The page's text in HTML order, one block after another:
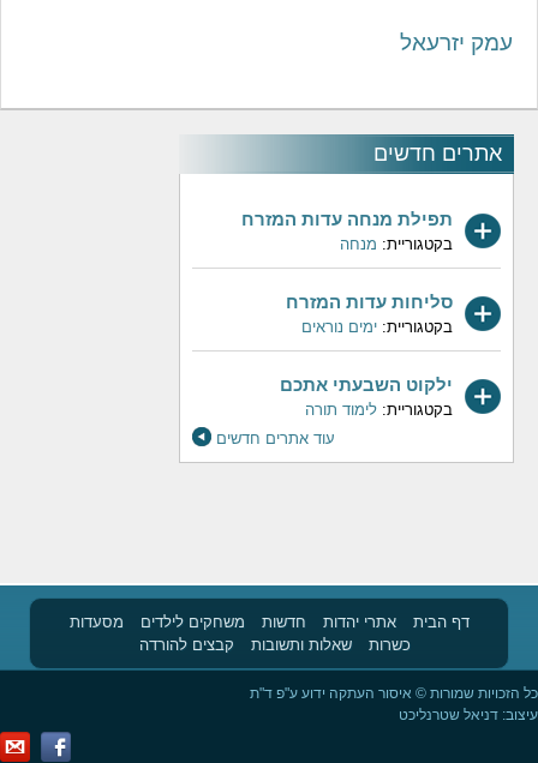
אתרים חדשים
תפילת מנחה עדות המזרח
בקטגוריית: מנחה
סליחות עדות המזרח
בקטגוריית: ימים נוראים
ילקוט השבעתי אתכם
בקטגוריית: לימוד תורה
עוד אתרים חדשים
עמק יזרעאל
דף הבית אתרי יהדות חדשות משחקים לילדים
מסעדות
כשרות
שאלות ותשובות קבצים להורדה
כל הזכויות שמורות © איסור העתקה ידוע ע"פ ד"ת
עיצוב: דניאל שטרנליכט